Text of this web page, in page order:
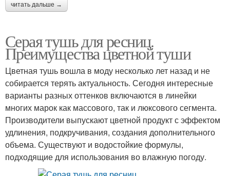
читать дальше →
Серая тушь для ресниц.
Преимущества цветной туши
Цветная тушь вошла в моду несколько лет назад и не
собирается терять актуальность. Сегодня интересные
варианты разных оттенков включаются в линейки
многих марок как массового, так и люксового сегмента.
Производители выпускают цветной продукт с эффектом
удлинения, подкручивания, создания дополнительного
объема. Существуют и водостойкие формулы,
подходящие для использования во влажную погоду.